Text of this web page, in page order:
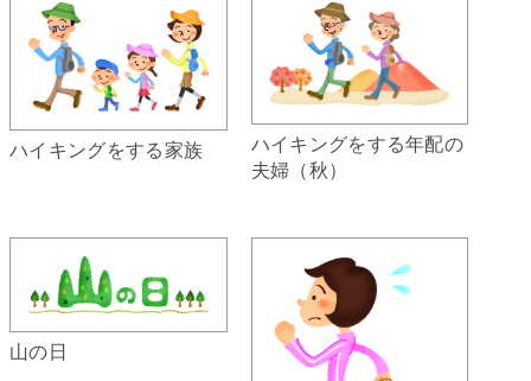
ハイキングをする家族
ハイキングをする年配の
夫婦（秋）
山の日